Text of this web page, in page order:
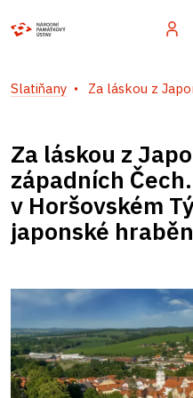
Slatiňany Za láskou z
Za láskou z
západních
v Horšovském
japonské